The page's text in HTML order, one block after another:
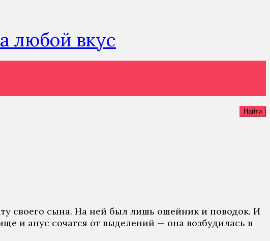
любой вкус
Найти
своего сына. На ней был лишь ошейник и поводок. И
и анус сочатся от выделений — она возбудилась в